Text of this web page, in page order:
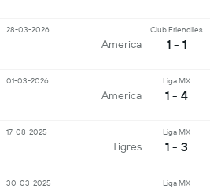
America
Club Friendlies
1 - 1
28-03-2026
America
Liga MX
1 - 4
01-03-2026
Tigres
Liga MX
1 - 3
17-08-2025
Liga MX
30-03-2025